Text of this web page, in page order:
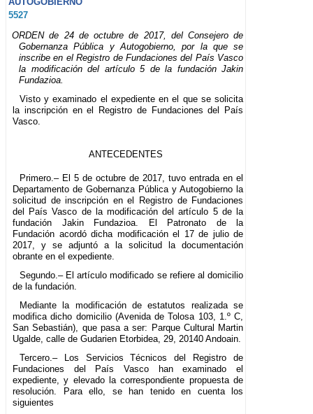
5527
ORDEN de 24 de octubre de 2017, del Consejero de
Gobernanza Pública y Autogobierno, por la que se
inscribe en el Registro de Fundaciones del País Vasco
la modificación del artículo 5 de la fundación Jakin
Fundazioa.
Visto y examinado el expediente en el que se solicita
la inscripción en el Registro de Fundaciones del País
Vasco.
ANTECEDENTES
Primero.– El 5 de octubre de 2017, tuvo entrada en el
Departamento de Gobernanza Pública y Autogobierno la
solicitud de inscripción en el Registro de Fundaciones
del País Vasco de la modificación del artículo 5 de la
fundación Jakin Fundazioa. El Patronato de la
Fundación acordó dicha modificación el 17 de julio de
2017, y se adjuntó a la solicitud la documentación
obrante en el expediente.
Segundo.– El artículo modificado se refiere al domicilio
de la fundación.
Mediante la modificación de estatutos realizada se
modifica dicho domicilio (Avenida de Tolosa 103, 1.º C,
San Sebastián), que pasa a ser: Parque Cultural Martin
Ugalde, calle de Gudarien Etorbidea, 29, 20140 Andoain.
Tercero.– Los Servicios Técnicos del Registro de
Fundaciones del País Vasco han examinado el
expediente, y elevado la correspondiente propuesta de
resolución. Para ello, se han tenido en cuenta los
siguientes